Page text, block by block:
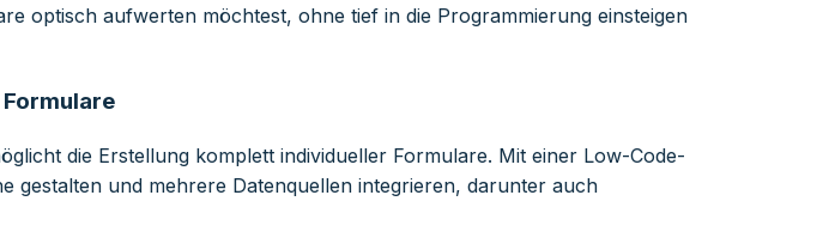
optisch aufwerten möchtest, ohne tief in die Programmierung einsteigen
die Erstellung komplett individueller Formulare. Mit einer Low-Code-
und mehrere Datenquellen integrieren, darunter auch